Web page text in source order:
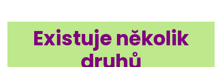
Existuje několik
druhů